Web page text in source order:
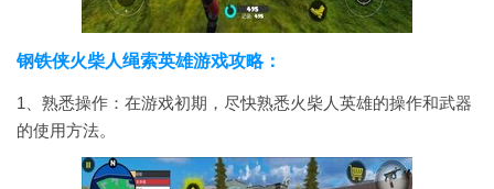
钢铁侠火柴人绳索英雄游戏攻略：
1、熟悉操作：在游戏初期，尽快熟悉火柴人英雄的操作和武器
的使用方法。